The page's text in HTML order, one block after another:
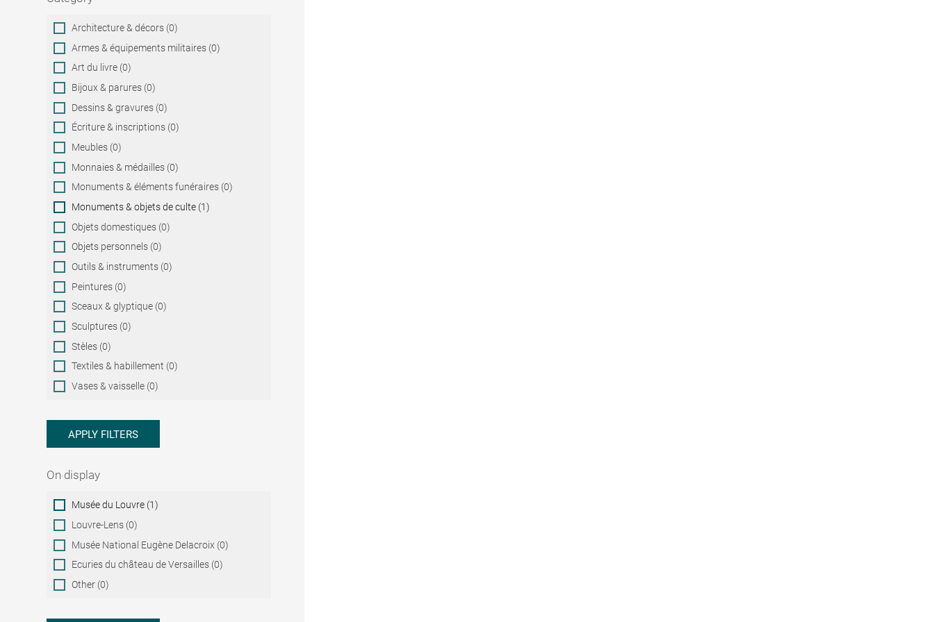
Category
Architecture & décors (0)
Armes & équipements militaires (0)
Art du livre (0)
Bijoux & parures (0)
Dessins & gravures (0)
Écriture & inscriptions (0)
Meubles (0)
Monnaies & médailles (0)
Monuments & éléments funéraires (0)
Monuments & objets de culte (1)
Objets domestiques (0)
Objets personnels (0)
Outils & instruments (0)
Peintures (0)
Sceaux & glyptique (0)
Sculptures (0)
Stèles (0)
Textiles & habillement (0)
Vases & vaisselle (0)
APPLY FILTERS
On display
On
display
Musée du Louvre (1)
Louvre-Lens (0)
Musée National Eugène Delacroix (0)
Ecuries du château de Versailles (0)
Other (0)